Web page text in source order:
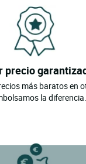
precio
más baratos en
la diferencia.